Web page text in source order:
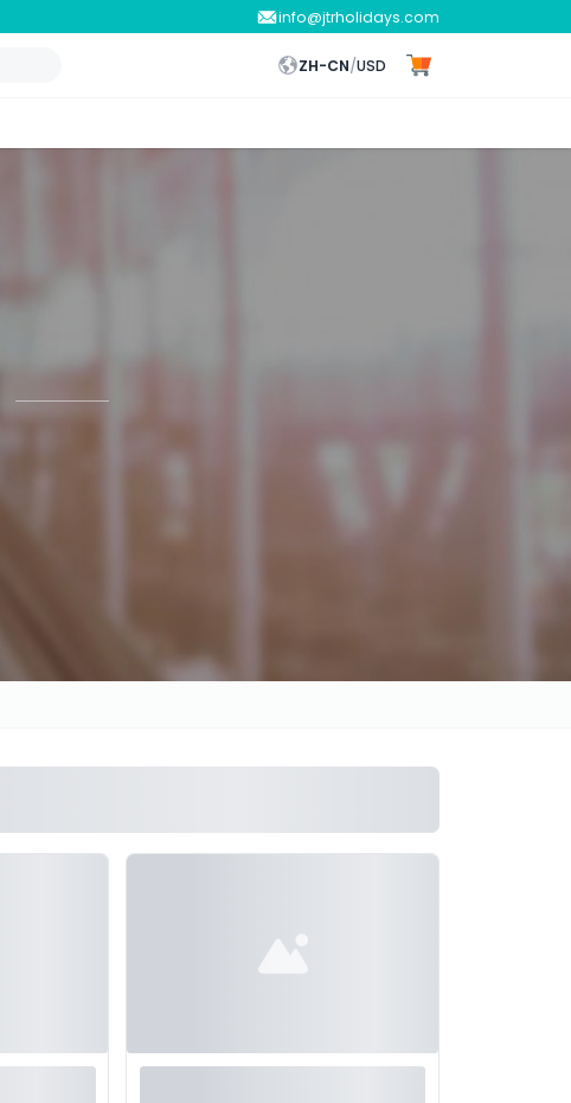
info@jtrholidays.com
ZH-CN/USD